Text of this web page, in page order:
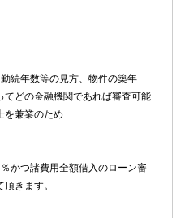
続年数等の見方、物件の築年
どの金融機関であれば審査可能
を兼業のため
かつ諸費用全額借入のローン審
きます。